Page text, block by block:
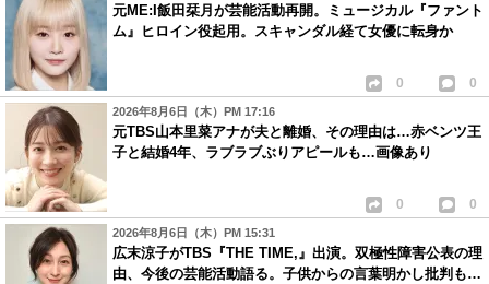
元ME:I飯田栞月が芸能活動再開。ミュージカル『ファント
ム』ヒロイン役起用。スキャンダル経て女優に転身か
0 0
2026年8月6日（木）PM 17:16
元TBS山本里菜アナが夫と離婚、その理由は…赤ベンツ王
子と結婚4年、ラブラブぶりアピールも…画像あり
0 0
2026年8月6日（木）PM 15:31
広末涼子がTBS『THE TIME,』出演。双極性障害公表の理
由、今後の芸能活動語る。子供からの言葉明かし批判も…